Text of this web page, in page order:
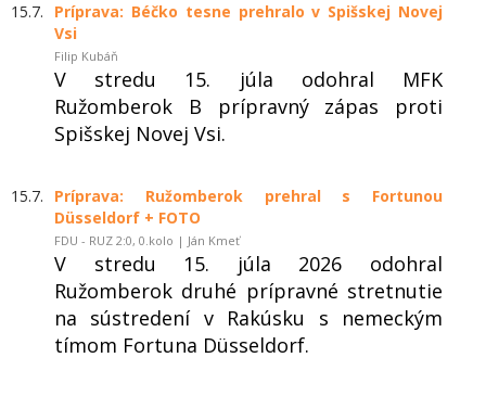
15.7.
Príprava: Béčko tesne prehralo v Spišskej Novej
Vsi
Filip Kubáň
V stredu 15. júla odohral MFK
Ružomberok B prípravný zápas proti
Spišskej Novej Vsi.
15.7.
Príprava: Ružomberok prehral s Fortunou
Düsseldorf + FOTO
FDU - RUZ 2:0, 0.kolo | Ján Kmeť
V stredu 15. júla 2026 odohral
Ružomberok druhé prípravné stretnutie
na sústredení v Rakúsku s nemeckým
tímom Fortuna Düsseldorf.